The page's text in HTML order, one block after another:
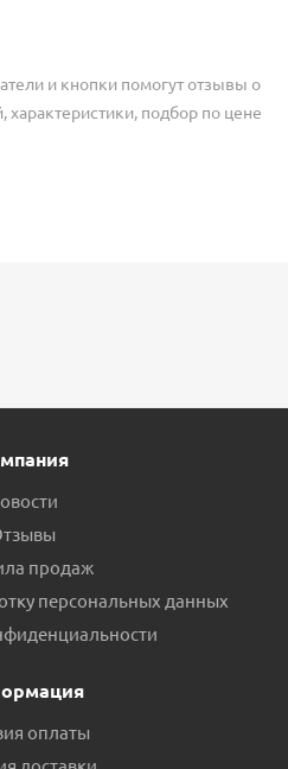
и кнопки помогут отзывы о
характеристики, подбор по цене
продаж
персональных данных
оплаты